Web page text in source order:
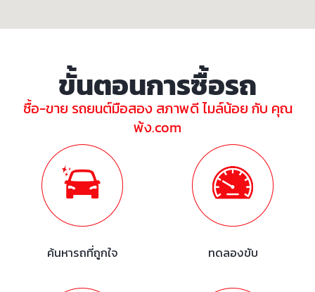
ขั้นตอนการซื้อรถ
ซื้อ-ขาย รถยนต์มือสอง สภาพดี ไมล์น้อย กับ คุณ
พ้ง.com
ค้นหารถที่ถูกใจ ทดลองขับ